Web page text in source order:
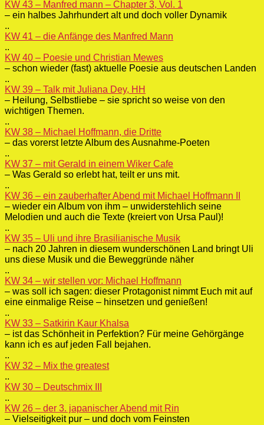
KW 43 – Manfred mann – Chapter 3, Vol. 1
– ein halbes Jahrhundert alt und doch voller Dynamik
..
KW 41 – die Anfänge des Manfred Mann
..
KW 40 – Poesie und Christian Mewes
– schon wieder (fast) aktuelle Poesie aus deutschen Landen
..
KW 39 – Talk mit Juliana Dey, HH
– Heilung, Selbstliebe – sie spricht so weise von den
wichtigen Themen.
..
KW 38 – Michael Hoffmann, die Dritte
– das vorerst letzte Album des Ausnahme-Poeten
..
KW 37 – mit Gerald in einem Wiker Cafe
– Was Gerald so erlebt hat, teilt er uns mit.
..
KW 36 – ein zauberhafter Abend mit Michael Hoffmann II
– wieder ein Album von ihm – unwiderstehlich seine
Melodien und auch die Texte (kreiert von Ursa Paul)!
..
KW 35 – Uli und ihre Brasilianische Musik
– nach 20 Jahren in diesem wunderschönen Land bringt Uli
uns diese Musik und die Beweggründe näher
..
KW 34 – wir stellen vor: Michael Hoffmann
– was soll ich sagen: dieser Protagonist nimmt Euch mit auf
eine einmalige Reise – hinsetzen und genießen!
..
KW 33 – Satkirin Kaur Khalsa
– ist das Schönheit in Perfektion? Für meine Gehörgänge
kann ich es auf jeden Fall bejahen.
..
KW 32 – Mix the greatest
..
KW 30 – Deutschmix III
..
KW 26 – der 3. japanischer Abend mit Rin
– Vielseitigkeit pur – und doch vom Feinsten